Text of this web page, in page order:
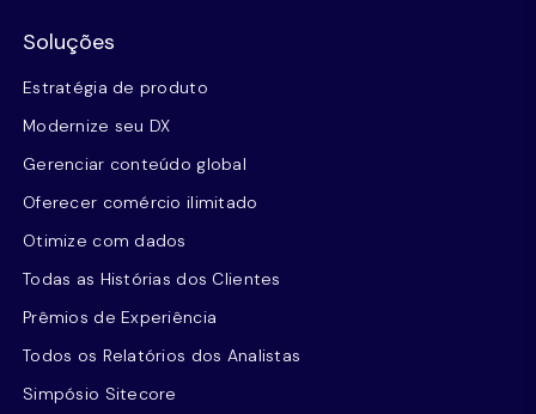
Soluções
Estratégia de produto
Modernize seu DX
Gerenciar conteúdo global
Oferecer comércio ilimitado
Otimize com dados
Todas as Histórias dos Clientes
Prêmios de Experiência
Todos os Relatórios dos Analistas
Simpósio Sitecore